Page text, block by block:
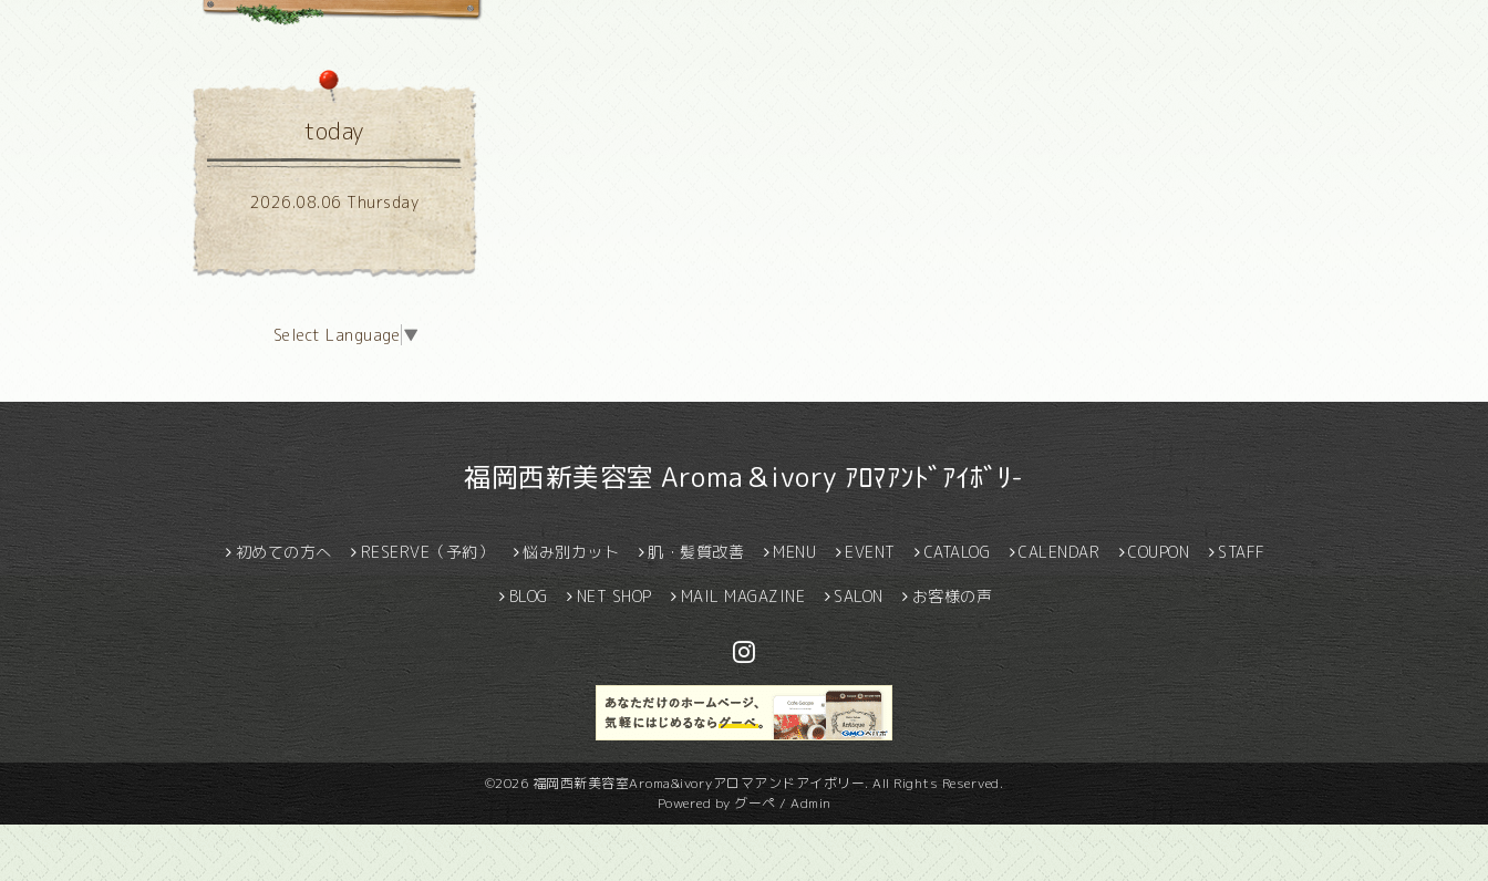
today
2026.08.06 Thursday
Select Language ▼
福岡西新美容室 Aroma＆ivory ｱﾛﾏｱﾝﾄﾞｱｲﾎﾞﾘ-
初めての方へ RESERVE（予約） 悩み別カット 肌・髪質改善 MENU EVENT CATALOG CALENDAR COUPON STAFF
BLOG NET SHOP MAIL MAGAZINE SALON お客様の声
©2026 福岡西新美容室Aroma&ivoryアロマアンドアイボリー. All Rights Reserved.
Powered by グーペ / Admin